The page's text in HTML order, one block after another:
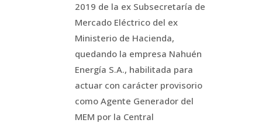
2019 de la ex Subsecretaría de
Mercado Eléctrico del ex
Ministerio de Hacienda,
quedando la empresa Nahuén
Energía S.A., habilitada para
actuar con carácter provisorio
como Agente Generador del
MEM por la Central